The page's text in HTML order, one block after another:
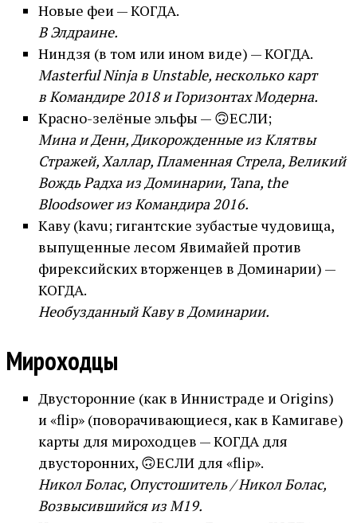
Новые феи — КОГДА.
В Элдраине.
Ниндзя (в том или ином виде) — КОГДА.
Masterful Ninja в Unstable, несколько карт
в Командире 2018 и Горизонтах Модерна.
Красно-зелёные эльфы — 🙃ЕСЛИ;
Мина и Денн, Дикорожденные из Клятвы
Стражей, Халлар, Пламенная Стрела, Великий
Вождь Радха из Доминарии, Tana, the
Bloodsower из Командира 2016.
Каву (kavu; гигантские зубастые чудовища,
выпущенные лесом Явимайей против
фирексийских вторженцев в Доминарии) —
КОГДА.
Необузданный Каву в Доминарии.
Мироходцы
Двусторонние (как в Иннистраде и Origins)
и «flip» (поворачивающиеся, как в Камигаве)
карты для мироходцев — КОГДА для
двусторонних, 🙃ЕСЛИ для «flip».
Никол Болас, Опустошитель / Никол Болас,
Возвысившийся из М19.